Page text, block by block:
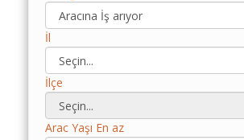
Hesaplama
Kredili
Maliyet
Hesaplama
Toplu
İl
İlçe
Arac Yaşı En az